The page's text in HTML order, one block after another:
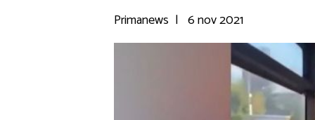
Primanews | 6 nov 2021